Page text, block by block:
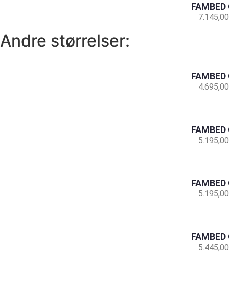
7.145,00
Andre størrelser:
4.695,00
5.195,00
5.195,00
5.445,00